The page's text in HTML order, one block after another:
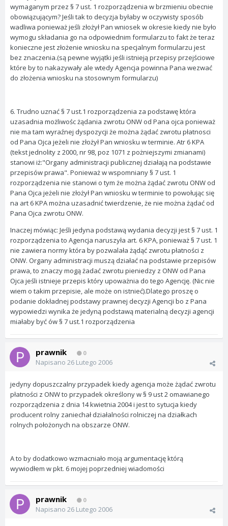
wymaganym przez § 7 ust. 1 rozporządzenia w brzmieniu obecnie
obowiązującym? Jeśli tak to decyzja byłaby w oczywisty sposób
wadliwa ponieważ jeśli złożył Pan wniosek w okresie kiedy nie było
wymogu składania go na odpowiednim formularzu to fakt że teraz
konieczne jest złożenie wniosku na specjalnym formularzu jest
bez znaczenia.(są pewne wyjątki jeśli istnieją przepisy przejściowe
które by to nakazywały ale wtedy Agencja powinna Pana wezwać
do złożenia wniosku na stosownym formularzu)
6. Trudno uznać § 7 ust.1 rozporządzenia za podstawę która
uzasadnia możliwośc żądania zwrotu ONW od Pana ojca ponieważ
nie ma tam wyraźnej dyspozycji że można żądać zwrotu płatnosci
od Pana Ojca jeżeli nie złożył Pan wniosku w terminie. Atr 6 KPA
(tekst jednolity z 2000, nr 98, poz 1071 z pożniejszymi zmianami)
stanowi iż:"Organy administracji publicznej działają na podstawie
przepisów prawa". Ponieważ w wspomniany § 7 ust. 1
rozporządzenia nie stanowi o tym że można żądać zwrotu ONW od
Pana Ojca jeżeli nie złożył Pan wniosku w terminie to powołując się
na art 6 KPA można uzasadnić twierdzenie, że nie można żądać od
Pana Ojca zwrotu ONW.
Inaczej mówiąc: Jeśli jedyna podstawą wydania decyzji jest § 7 ust. 1
rozporządzenia to Agencja naruszyła art. 6 KPA, ponieważ § 7 ust. 1
nie zawiera normy która by pozwalała żądąć zwrotu płatności z
ONW. Organy administracji muszą działać na podstawie przepisów
prawa, to znaczy mogą żadać zwrotu pieniedzy z ONW od Pana
Ojca jeśli istnieje przepis który upoważnia do tego Agencję. (Nic nie
wiem o takim przepisie, ale może on istnieć).Dlatego proszę o
podanie dokładnej podstawy prawnej decyzji Agencji bo z Pana
wypowiedzi wynika że jedyną podstawą materialną decyzji agencji
miałaby być ów § 7 ust.1 rozporządzenia
prawnik 0
Napisano 26 Lutego 2006
jedyny dopuszczalny przypadek kiedy agencja może żądać zwrotu
płatności z ONW to przypadek określony w § 9 ust 2 omawianego
rozporządzenia z dnia 14 kwietnia 2004 i jest to sytucja kiedy
producent rolny zaniechał działalności rolniczej na działkach
rolnych położonych na obszarze ONW.
A to by dodatkowo wzmacniało moją argumentację którą
wywiodłem w pkt. 6 mojej poprzedniej wiadomości
prawnik 0
Napisano 26 Lutego 2006